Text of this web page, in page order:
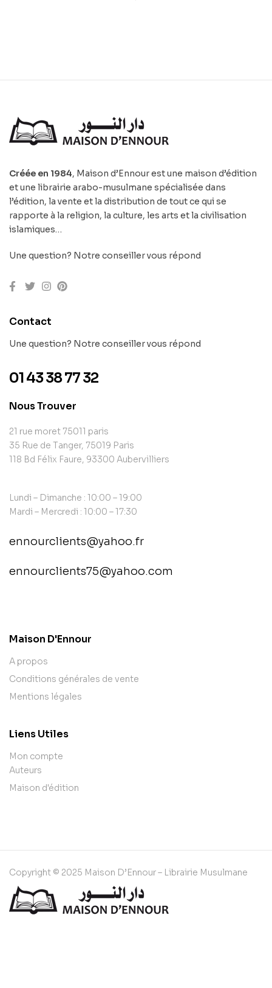
Créée en 1984, Maison d’Ennour est une maison d’édition
et une librairie arabo-musulmane spécialisée dans
l’édition, la vente et la distribution de tout ce qui se
rapporte à la religion, la culture, les arts et la civilisation
islamiques…
Une question? Notre conseiller vous répond
Contact
Une question? Notre conseiller vous répond
01 43 38 77 32
Nous Trouver
21 rue moret 75011 paris
35 Rue de Tanger, 75019 Paris
118 Bd Félix Faure, 93300 Aubervilliers
Lundi – Dimanche : 10:00 – 19:00
Mardi – Mercredi : 10:00 – 17:30
ennourclients@yahoo.fr
ennourclients75@yahoo.com
Maison D'Ennour
A propos
Conditions générales de vente
Mentions légales
Liens Utiles
Mon compte
Auteurs
Maison d'édition
Copyright © 2025 Maison D’Ennour – Librairie Musulmane